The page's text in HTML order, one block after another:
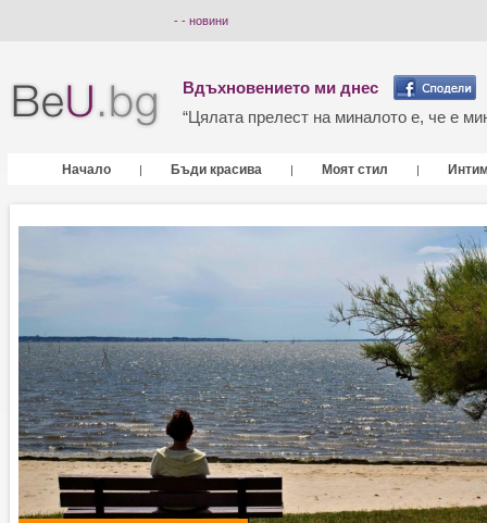
- - новини
Вдъхновението ми днес
“Цялата прелест на миналото е, че е
Начало | Бъди красива | Моят стил |